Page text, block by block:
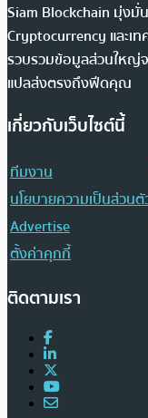
Siam Blockchain มุ่งมั่
Cryptocurrency และเ
รวบรวมข้อมูลส่วนใหญ่จ
แปลส่งตรงถึงฟีดคุณ
เกี่ยวกับเว็บไซต์นี้
ทีมงาน
นโยบายความเป็นส่วนตั
Advertise
ตั้งค่าคุกกี้
ติดตามเรา